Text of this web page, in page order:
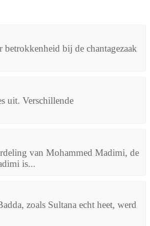
bij de chantagezaak
uit. Verschillende
van Mohammed Madimi, de
is...
zoals Sultana echt heet, werd